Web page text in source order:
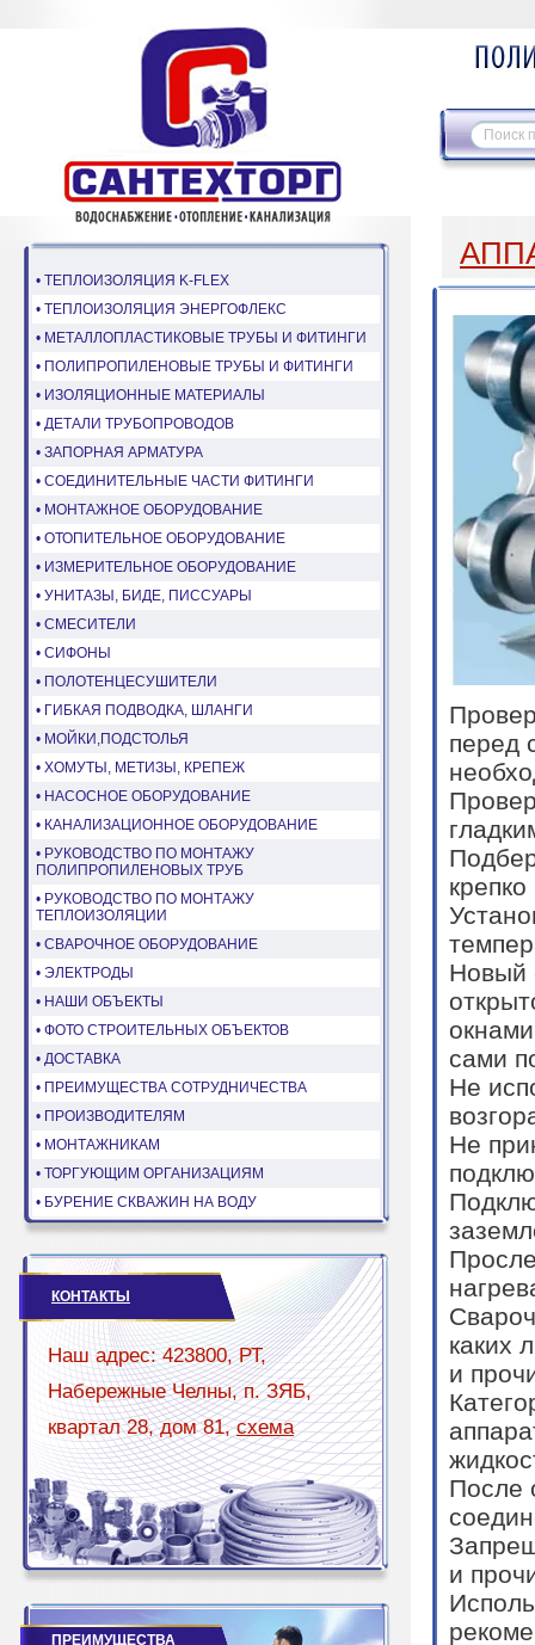
• ТЕПЛОИЗОЛЯЦИЯ K-FLEX
• ТЕПЛОИЗОЛЯЦИЯ ЭНЕРГОФЛЕКС
• МЕТАЛЛОПЛАСТИКОВЫЕ ТРУБЫ И ФИТИНГИ
• ПОЛИПРОПИЛЕНОВЫЕ ТРУБЫ И ФИТИНГИ
• ИЗОЛЯЦИОННЫЕ МАТЕРИАЛЫ
• ДЕТАЛИ ТРУБОПРОВОДОВ
• ЗАПОРНАЯ АРМАТУРА
• СОЕДИНИТЕЛЬНЫЕ ЧАСТИ ФИТИНГИ
• МОНТАЖНОЕ ОБОРУДОВАНИЕ
• ОТОПИТЕЛЬНОЕ ОБОРУДОВАНИЕ
• ИЗМЕРИТЕЛЬНОЕ ОБОРУДОВАНИЕ
• УНИТАЗЫ, БИДЕ, ПИССУАРЫ
• СМЕСИТЕЛИ
• СИФОНЫ
• ПОЛОТЕНЦЕСУШИТЕЛИ
• ГИБКАЯ ПОДВОДКА, ШЛАНГИ
• МОЙКИ,ПОДСТОЛЬЯ
• ХОМУТЫ, МЕТИЗЫ, КРЕПЕЖ
• НАСОСНОЕ ОБОРУДОВАНИЕ
• КАНАЛИЗАЦИОННОЕ ОБОРУДОВАНИЕ
• РУКОВОДСТВО ПО МОНТАЖУ
ПОЛИПРОПИЛЕНОВЫХ ТРУБ
• РУКОВОДСТВО ПО МОНТАЖУ
ТЕПЛОИЗОЛЯЦИИ
• СВАРОЧНОЕ ОБОРУДОВАНИЕ
• ЭЛЕКТРОДЫ
• НАШИ ОБЪЕКТЫ
• ФОТО СТРОИТЕЛЬНЫХ ОБЪЕКТОВ
• ДОСТАВКА
• ПРЕИМУЩЕСТВА СОТРУДНИЧЕСТВА
• ПРОИЗВОДИТЕЛЯМ
• МОНТАЖНИКАМ
• ТОРГУЮЩИМ ОРГАНИЗАЦИЯМ
• БУРЕНИЕ СКВАЖИН НА ВОДУ
КОНТАКТЫ
Наш адрес: 423800, РТ,
Набережные Челны, п. ЗЯБ,
квартал 28, дом 81,схема
ПРЕИМУЩЕСТВА
перед
Новый
сами
Не
Не
каких
и
После
и